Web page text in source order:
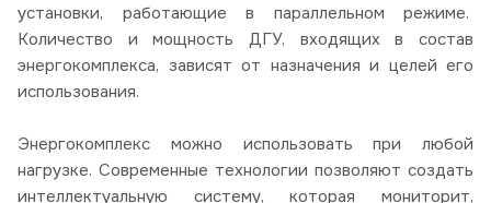
установки, работающие в параллельном режиме.
Количество и мощность ДГУ, входящих в состав
энергокомплекса, зависят от назначения и целей его
использования.
Энергокомплекс можно использовать при любой
нагрузке. Современные технологии позволяют создать
интеллектуальную систему, которая мониторит,